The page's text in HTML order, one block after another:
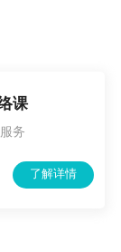
课
务
了解详情